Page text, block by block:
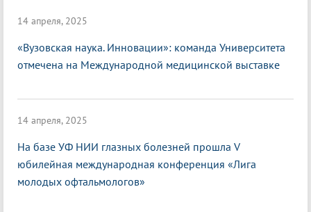
14 апреля, 2025
«Вузовская наука. Инновации»: команда Университета
отмечена на Международной медицинской выставке
14 апреля, 2025
На базе УФ НИИ глазных болезней прошла V
юбилейная международная конференция «Лига
молодых офтальмологов»